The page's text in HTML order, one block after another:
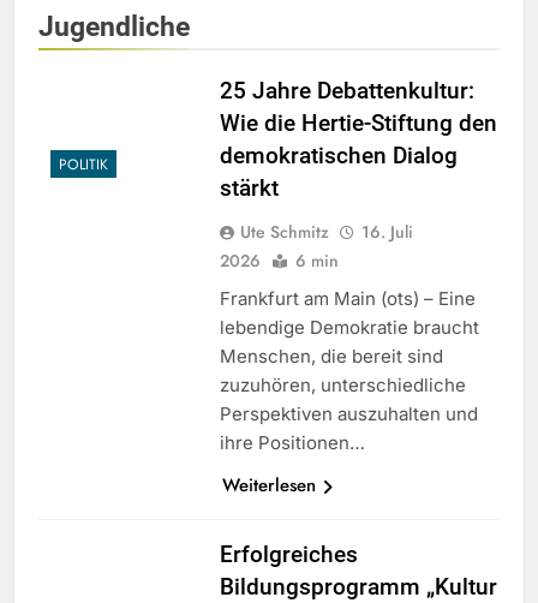
Jugendliche
POLITIK
25 Jahre Debattenkultur:
Wie die Hertie-Stiftung den
demokratischen Dialog
stärkt
Ute Schmitz
16. Juli
2026
6 min
Frankfurt am Main (ots) – Eine
lebendige Demokratie braucht
Menschen, die bereit sind
zuzuhören, unterschiedliche
Perspektiven auszuhalten und
ihre Positionen…
Weiterlesen
Erfolgreiches
Bildungsprogramm „Kultur